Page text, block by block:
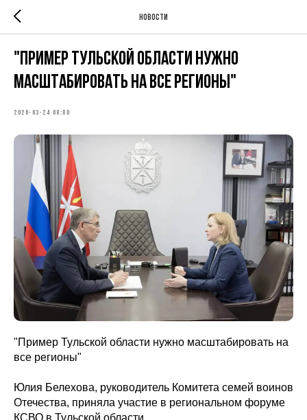
Новости
"Пример Тульской области нужно
масштабировать на все регионы"
2026-03-24 08:00
"Пример Тульской области нужно масштабировать на
все регионы"
Юлия Белехова, руководитель Комитета семей воинов
Отечества, приняла участие в региональном форуме
КСВО в Тульской области.